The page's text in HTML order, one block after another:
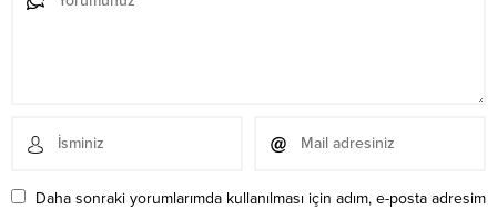
Daha sonraki yorumlarımda kullanılması için adım, e-posta adresim